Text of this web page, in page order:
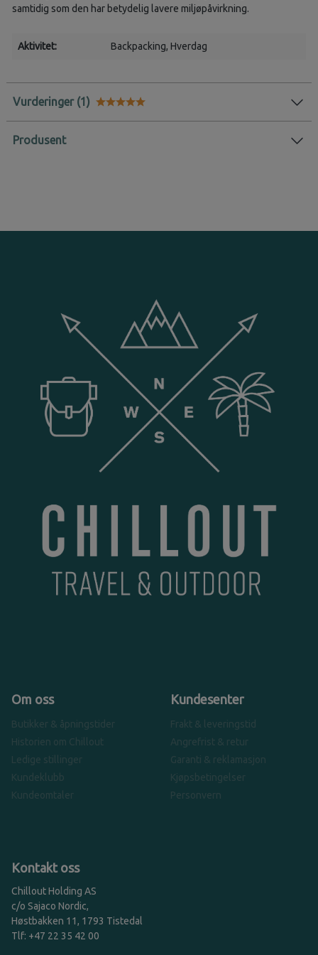
samtidig som den har betydelig lavere miljøpåvirkning.
Aktivitet: Backpacking, Hverdag
Vurderinger
Produsent
Om oss
Butikker & åpningstider
Historien om Chillout
Ledige stillinger
Kundeklubb
Kundeomtaler
Kundesenter
Frakt & leveringstid
Angrefrist & retur
Garanti & reklamasjon
Kjøpsbetingelser
Personvern
Kontakt oss
Chillout Holding AS
c/o Sajaco Nordic,
Høstbakken 11, 1793 Tistedal
Tlf: +47 22 35 42 00